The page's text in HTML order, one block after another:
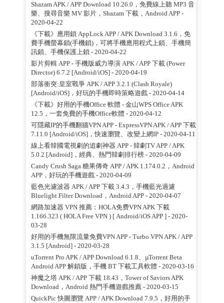
Shazam APK / APP Download 10.26.0，免費線上聽 MP3 音
樂、搜尋音樂 MV 影片，Shazam 下載，Android APP-
2020-04-22
《下載》應用鎖 AppLock APP / APK Download 3.1.6，免
費手機螢幕鎖(手機鎖)，可將手機應用程式上鎖、手機簡
訊鎖、手機保護上鎖 - 2020-04-22
影片剪輯 APP - 手機版威力導演 APK / APP 下載 (Power
Director) 6.7.2 [Android/iOS]- 2020-04-19
部落衝突:皇室戰爭 APK / APP 3.2.1 (Clash Royale)
[Android/iOS]，好玩的手機即時策略遊戲- 2020-04-14
《下載》好用的手機Office 軟體 - 金山WPS Office APK
12.5，一套免費的手機Office軟體 - 2020-04-12
可隱藏IP的手機翻牆VPN APP - ExpressVPN APK / APP 下載
7.11.0 [Android/iOS]，快速瀏覽、改變上網IP- 2020-04-11
線上看韓國電視劇的追劇神器 APP - 韓劇TV APP / APK
5.0.2 [Android]，經典、熱門韓劇排行榜- 2020-04-09
Candy Crush Saga 糖果傳奇 APP / APK 1.174.0.2，Android
APP，好玩的手機遊戲- 2020-04-09
藍色光濾波器 APK / APP 下載 3.4.3，手機藍光過濾
Bluelight Filter Download，Android APP- 2020-04-07
網路加速器 VPN 推薦：HOLA免费VPN APK 下載
1.166.323 ( HOLA Free VPN ) [ Android/iOS APP ]- 2020-
03-28
好用的手機無限流量免費VPN APP - Turbo VPN APK / APP
3.1.5 [Android]- 2020-03-28
uTorrent Pro APK / APP Download 6.1.8、µTorrent Beta
Android APP 解鎖版，手機 BT 下載工具軟體 - 2020-03-16
神魔之塔 APK / APP 下載 18.43，Tower of Saviors APK
Download，Android 熱門手機遊戲推薦- 2020-03-15
QuickPic 快圖瀏覽 APP / APK Download 7.9.5，好用的手